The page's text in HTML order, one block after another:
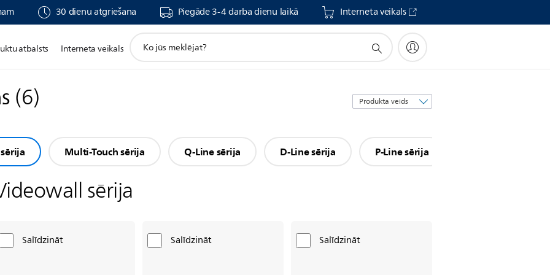
30 dienu atgriešana Piegāde 3-4 darba dienu laikā Interneta veikals
atbalsts Interneta veikals
search
(6)
Kārtot
pēc
Multi-Touch sērija Q-Line sērija D-Line sērija P-Line sērija
sērija
Salīdzināt Salīdzināt Salīdzināt